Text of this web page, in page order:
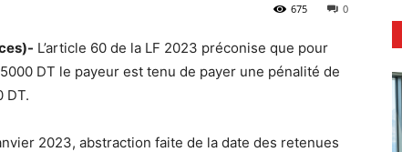
0
675
L’article 60 de la LF 2023 préconise que pour
DT le payeur est tenu de payer une pénalité de
DT.
2023, abstraction faite de la date des retenues